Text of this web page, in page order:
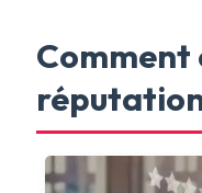
Comment